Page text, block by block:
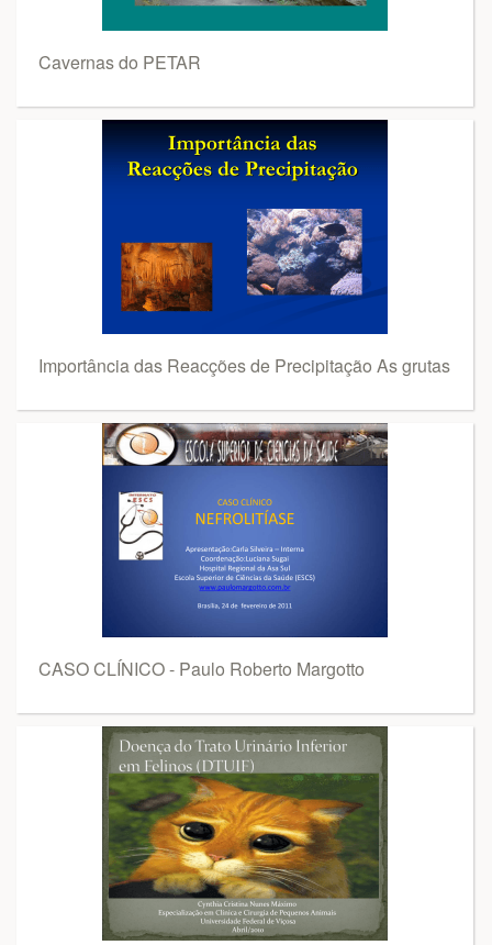
Cavernas do PETAR
Importância das Reacções de Precipitação As grutas
CASO CLÍNICO - Paulo Roberto Margotto